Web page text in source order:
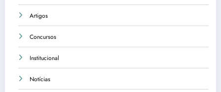
Artigos
Concursos
Institucional
Notícias